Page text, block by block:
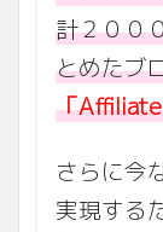
計２００
とめたブ
「Affiliate
さらに今
実現する